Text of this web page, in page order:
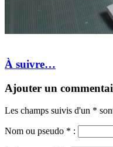
À suivre…
Ajouter un
Les champs suivis d'un *
Nom ou pseudo * :